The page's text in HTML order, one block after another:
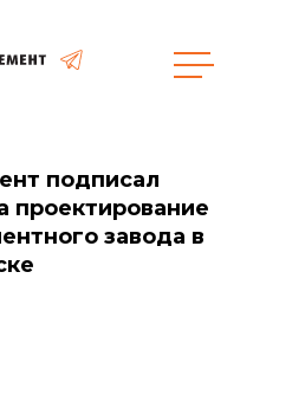
закупки
подписал
проектирование
завода в